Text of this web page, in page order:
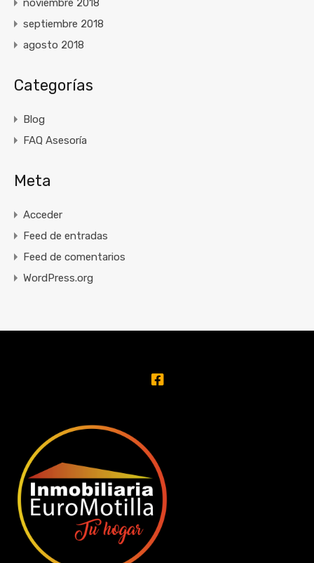
noviembre 2018
septiembre 2018
agosto 2018
Categorías
Blog
FAQ Asesoría
Meta
Acceder
Feed de entradas
Feed de comentarios
WordPress.org